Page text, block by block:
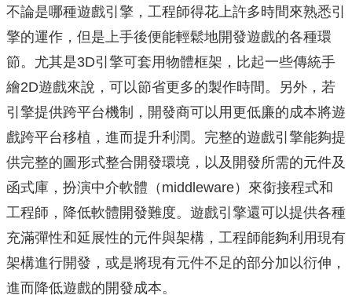
不論是哪種遊戲引擎，工程師得花上許多時間來熟悉引
擎的運作，但是上手後便能輕鬆地開發遊戲的各種環
節。尤其是3D引擎可套用物體框架，比起一些傳統手
繪2D遊戲來說，可以節省更多的製作時間。另外，若
引擎提供跨平台機制，開發商可以用更低廉的成本將遊
戲跨平台移植，進而提升利潤。完整的遊戲引擎能夠提
供完整的圖形式整合開發環境，以及開發所需的元件及
函式庫，扮演中介軟體（middleware）來銜接程式和
工程師，降低軟體開發難度。遊戲引擎還可以提供各種
充滿彈性和延展性的元件與架構，工程師能夠利用現有
架構進行開發，或是將現有元件不足的部分加以衍伸，
進而降低遊戲的開發成本。